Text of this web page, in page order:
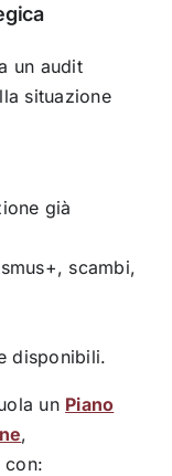
un audit
situazione
già
scambi,
disponibili.
un Piano
,
con: